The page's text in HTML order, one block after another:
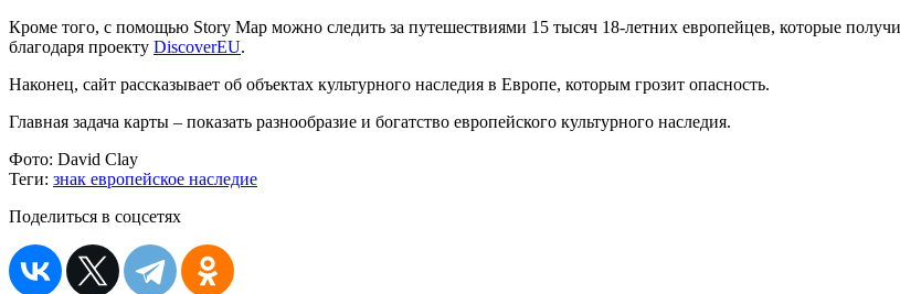
Кроме того, с помощью Story Map можно следить за путешествиями 15 тысяч 18-летних европейцев, которые
благодаря проекту DiscoverEU.
Наконец, сайт рассказывает об объектах культурного наследия в Европе, которым грозит опасность.
Главная задача карты – показать разнообразие и богатство европейского культурного наследия.
Фото: David Clay
Теги: знак европейское наследие
Поделиться в соцсетях